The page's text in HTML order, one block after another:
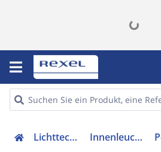
Lichttechnik Innenleuchten